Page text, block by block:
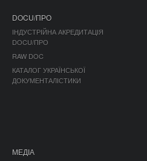
DOCU/ПРО
ІНДУСТРІЙНА АКРЕДИТАЦІЯ
DOCU/ПРО
RAW DOC
КАТАЛОГ УКРАЇНСЬКОЇ
ДОКУМЕНТАЛІСТИКИ
МЕДІА